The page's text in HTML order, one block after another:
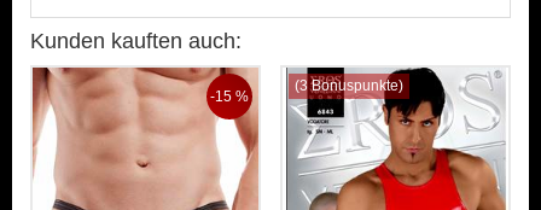
Kunden kauften auch:
-15 %
(3 Bonuspunkte)